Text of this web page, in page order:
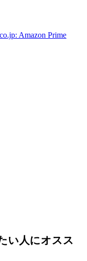
Amazon Prime
い人にオスス